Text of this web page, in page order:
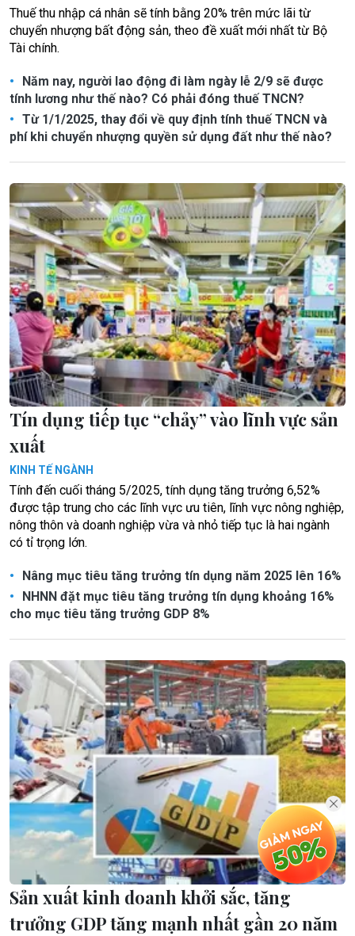
Thuế thu nhập cá nhân sẽ tính bằng 20% trên mức lãi từ
chuyển nhượng bất động sản, theo đề xuất mới nhất từ Bộ
Tài chính.
Năm nay, người lao động đi làm ngày lễ 2/9 sẽ được
tính lương như thế nào? Có phải đóng thuế TNCN?
Từ 1/1/2025, thay đổi về quy định tính thuế TNCN và
phí khi chuyển nhượng quyền sử dụng đất như thế nào?
Tín dụng tiếp tục “chảy” vào lĩnh vực sản
xuất
KINH TẾ NGÀNH
Tính đến cuối tháng 5/2025, tính dụng tăng trưởng 6,52%
được tập trung cho các lĩnh vực ưu tiên, lĩnh vực nông nghiệp,
nông thôn và doanh nghiệp vừa và nhỏ tiếp tục là hai ngành
có tỉ trọng lớn.
Nâng mục tiêu tăng trưởng tín dụng năm 2025 lên 16%
NHNN đặt mục tiêu tăng trưởng tín dụng khoảng 16%
cho mục tiêu tăng trưởng GDP 8%
Sản xuất kinh doanh khởi sắc, tăng
trưởng GDP tăng mạnh nhất gần 20 năm